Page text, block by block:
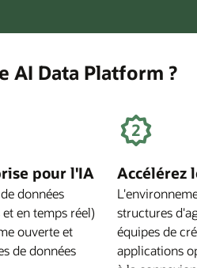
AI Data Platform ?
pour l'IA
données
en temps réel)
ouverte et
de données
Accélérez
structures
équipes de
applications